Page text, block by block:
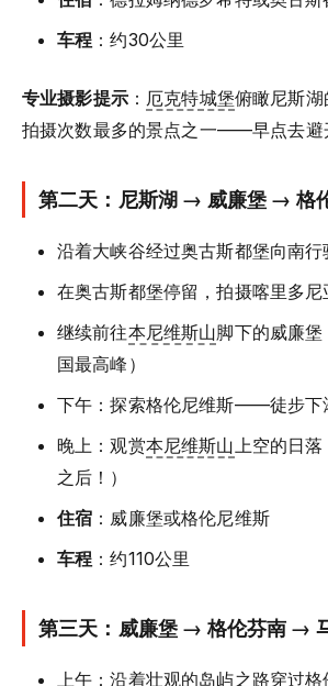
车程 ：约30公里
专业摄影提示： 厄克特城堡俯瞰尼斯
拍摄次数最多的景点之一——早点去避
第二天：尼斯湖 → 威廉堡 → 格
沿着大峡谷经过奥古斯都堡向南行
在奥古斯都堡停留，拍摄喀里多
继续前往本尼维斯山脚下的威廉堡
国最高峰）
下午：探索格伦尼维斯——徒步下
晚上：观赏本尼维斯山上空的日
之后！）
住宿 ：威廉堡或格伦尼维斯
车程 ：约110公里
第三天：威廉堡 → 格伦芬南 →
上午：沿着壮观的岛屿之路穿过格